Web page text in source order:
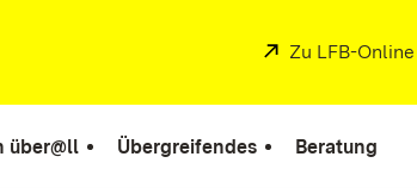
Extern:
Zu LFB-Online
über@ll Übergreifendes Beratung